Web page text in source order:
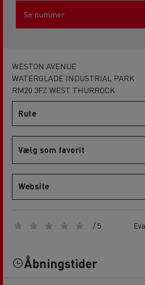
Se nummer
WESTON AVENUE
WATERGLADE INDUSTRIAL PARK
RM20 3FZ WEST THURROCK
Rute
Vælg som favorit
Website
/ 5
Åbningstider